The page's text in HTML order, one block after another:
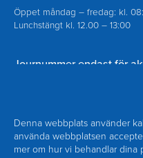
Denna webbplats använder
använda webbplatsen
mer om hur vi behandlar dina
Öppet måndag – fredag: kl.
Lunchstängt kl. 12.00 – 13:00
Journummer endast för